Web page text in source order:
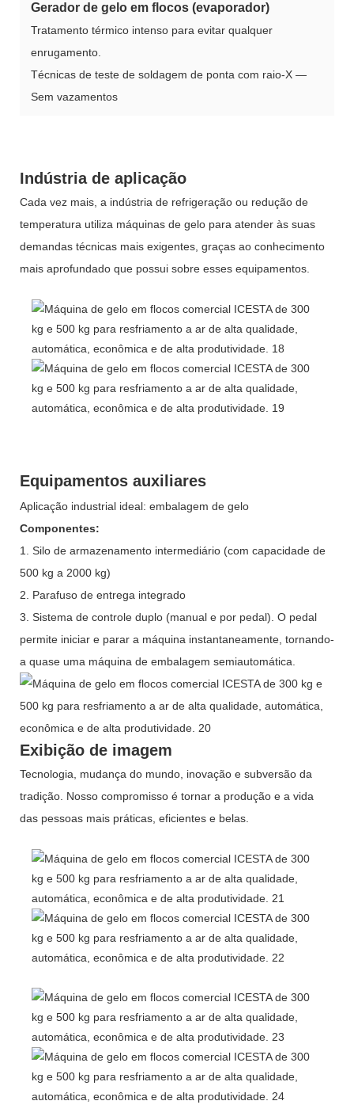
Gerador de gelo em flocos (evaporador)
Tratamento térmico intenso para evitar qualquer
enrugamento.
Técnicas de teste de soldagem de ponta com raio-X —
Sem vazamentos
Indústria de aplicação
Cada vez mais, a indústria de refrigeração ou redução de
temperatura utiliza máquinas de gelo para atender às suas
demandas técnicas mais exigentes, graças ao conhecimento
mais aprofundado que possui sobre esses equipamentos.
Equipamentos auxiliares
Aplicação industrial ideal: embalagem de gelo
Componentes:
1. Silo de armazenamento intermediário (com capacidade de
500 kg a 2000 kg)
2. Parafuso de entrega integrado
3. Sistema de controle duplo (manual e por pedal). O pedal
permite iniciar e parar a máquina instantaneamente, tornando-
a quase uma máquina de embalagem semiautomática.
Exibição de imagem
Tecnologia, mudança do mundo, inovação e subversão da
tradição. Nosso compromisso é tornar a produção e a vida
das pessoas mais práticas, eficientes e belas.